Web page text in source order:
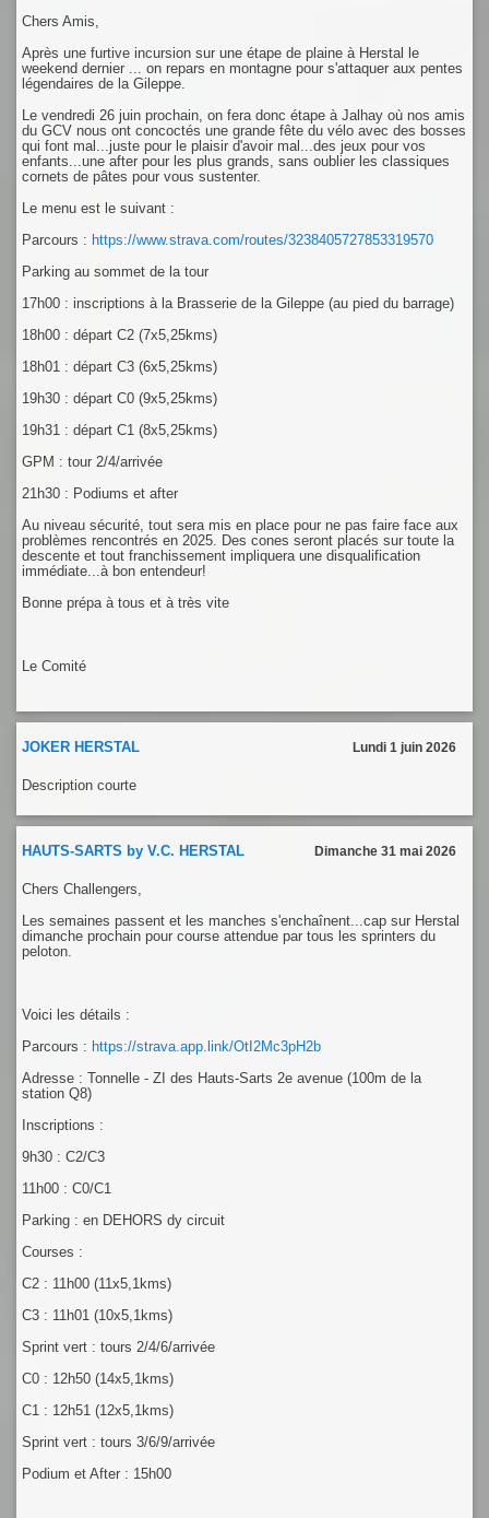
Chers Amis,
Après une furtive incursion sur une étape de plaine à Herstal le
weekend dernier ... on repars en montagne pour s'attaquer aux pentes
légendaires de la Gileppe.
Le vendredi 26 juin prochain, on fera donc étape à Jalhay où nos amis
du GCV nous ont concoctés une grande fête du vélo avec des bosses
qui font mal...juste pour le plaisir d'avoir mal...des jeux pour vos
enfants...une after pour les plus grands, sans oublier les classiques
cornets de pâtes pour vous sustenter.
Le menu est le suivant :
Parcours : https://www.strava.com/routes/3238405727853319570
Parking au sommet de la tour
17h00 : inscriptions à la Brasserie de la Gileppe (au pied du barrage)
18h00 : départ C2 (7x5,25kms)
18h01 : départ C3 (6x5,25kms)
19h30 : départ C0 (9x5,25kms)
19h31 : départ C1 (8x5,25kms)
GPM : tour 2/4/arrivée
21h30 : Podiums et after
Au niveau sécurité, tout sera mis en place pour ne pas faire face aux
problèmes rencontrés en 2025. Des cones seront placés sur toute la
descente et tout franchissement impliquera une disqualification
immédiate...à bon entendeur!
Bonne prépa à tous et à très vite
Le Comité
JOKER HERSTAL Lundi 1 juin 2026
Description courte
HAUTS-SARTS by V.C. HERSTAL Dimanche 31 mai 2026
Chers Challengers,
Les semaines passent et les manches s'enchaînent...cap sur Herstal
dimanche prochain pour course attendue par tous les sprinters du
peloton.
Voici les détails :
Parcours : https://strava.app.link/OtI2Mc3pH2b
Adresse : Tonnelle - ZI des Hauts-Sarts 2e avenue (100m de la
station Q8)
Inscriptions :
9h30 : C2/C3
11h00 : C0/C1
Parking : en DEHORS dy circuit
Courses :
C2 : 11h00 (11x5,1kms)
C3 : 11h01 (10x5,1kms)
Sprint vert : tours 2/4/6/arrivée
C0 : 12h50 (14x5,1kms)
C1 : 12h51 (12x5,1kms)
Sprint vert : tours 3/6/9/arrivée
Podium et After : 15h00